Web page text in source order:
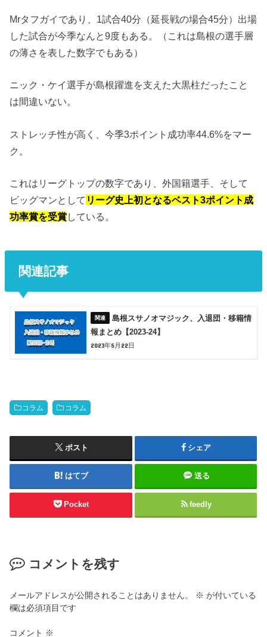
Mrタフガイであり、1試合40分（延長戦の場合45分）出場
した試合が今季なんと9度もある。（これは島根の選手層
の薄さを表した数字でもある）
ニック・ケイ選手が島根躍進を支えた大黒柱だったこと
は間違いない。
ストレッチ性が高く、今季3ポイント成功率44.6%をマー
ク。
これはリーグトップの数字であり、外国籍選手、そして
ビッグマンとして リーグ史上初となるベスト3ポイント成
功率賞を受賞している。
関連記事
島根スサノオマジック、入退団・移籍情
報まとめ【2023-24】
2023年5月22日
コラム コラム
ポスト シェア
はてブ 送る
Pocket feedly
コメントを残す
メールアドレスが公開されることはありません。 ※ が付いている
欄は必須項目です
コメント ※